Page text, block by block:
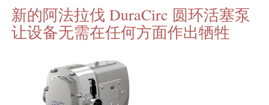
INS MAIN WEBSITE
ABOUT US
新的阿法拉伐 DuraCirc 圆环活塞泵
让设备无需在任何方面作出牺牲